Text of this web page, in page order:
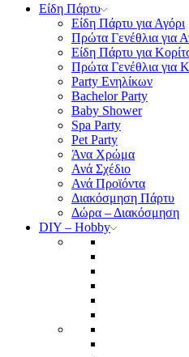
Είδη Πάρτυ
Είδη Πάρτυ για Αγόρι
Πρώτα Γενέθλια για
Είδη Πάρτυ για
Πρώτα Γενέθλια για
Party Ενηλίκων
Bachelor Party
Baby Shower
Spa Party
Pet Party
Άνα Χρώμα
Ανά Σχέδιο
Ανά Προϊόντα
Διακόσμηση Πάρτυ
Δώρα – Διακόσμηση
DIY – Hobby